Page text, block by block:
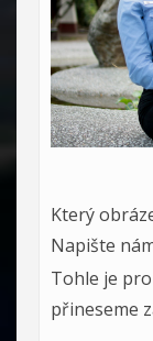
Který
Napište
Tohle je
přineseme